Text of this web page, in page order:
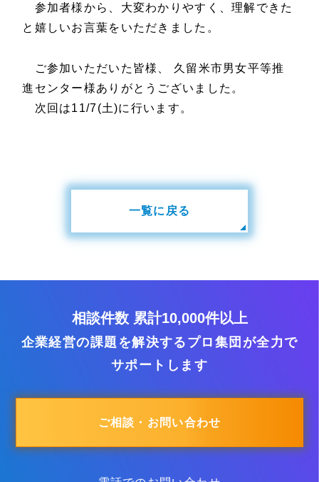
参加者様から、大変わかりやすく、理解できた
と嬉しいお言葉をいただきました。
ご参加いただいた皆様、 久留米市男女平等推
進センター様ありがとうございました。
次回は11/7(土)に行います。
一覧に戻る
相談件数 累計10,000件以上
企業経営の課題を解決するプロ集団が全力で
サポートします
ご相談・お問い合わせ